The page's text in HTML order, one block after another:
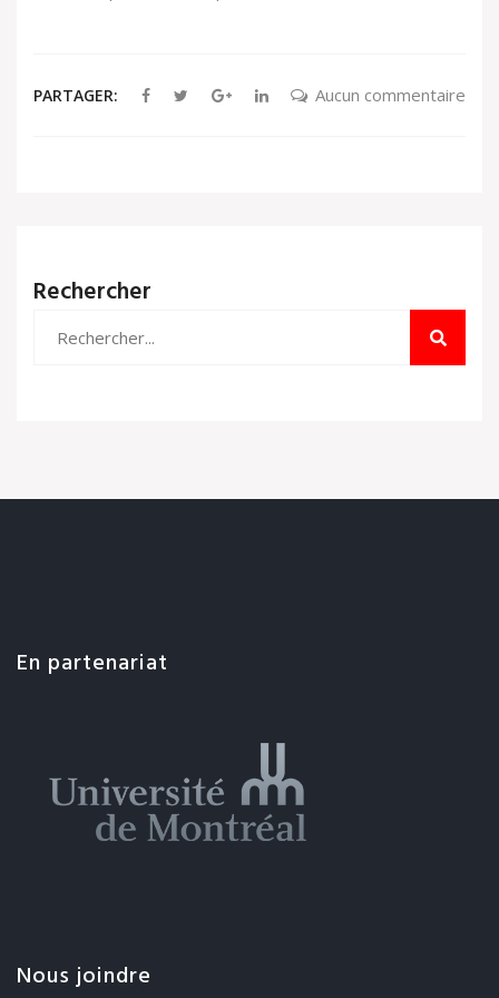
PARTAGER: Aucun commentaire
Rechercher
En partenariat
Nous joindre